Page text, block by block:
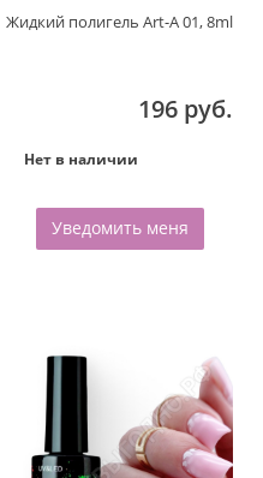
Жидкий полигель Art-A 01, 8ml
196 руб.
Нет в наличии
Уведомить меня